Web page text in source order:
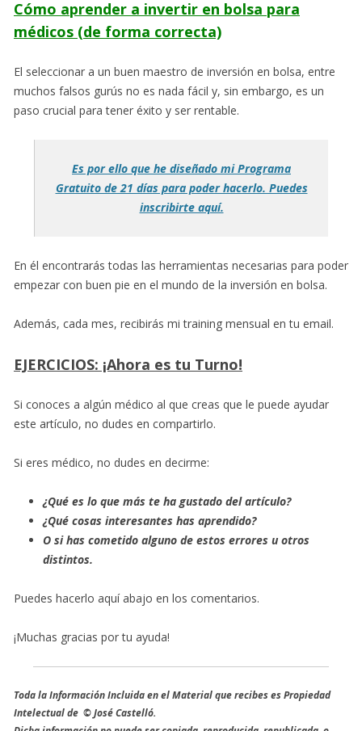
Cómo aprender a invertir en bolsa para
médicos (de forma correcta)
El seleccionar a un buen maestro de inversión en bolsa, entre
muchos falsos gurús no es nada fácil y, sin embargo, es un
paso crucial para tener éxito y ser rentable.
Es por ello que he diseñado mi Programa
Gratuito de 21 días para poder hacerlo. Puedes
inscribirte aquí.
En él encontrarás todas las herramientas necesarias para poder
empezar con buen pie en el mundo de la inversión en bolsa.
Además, cada mes, recibirás mi training mensual en tu email.
EJERCICIOS: ¡Ahora es tu Turno!
Si conoces a algún médico al que creas que le puede ayudar
este artículo, no dudes en compartirlo.
Si eres médico, no dudes en decirme:
¿Qué es lo que más te ha gustado del artículo?
¿Qué cosas interesantes has aprendido?
O si has cometido alguno de estos errores u otros
distintos.
Puedes hacerlo aquí abajo en los comentarios.
¡Muchas gracias por tu ayuda!
Toda la Información Incluida en el Material que recibes es Propiedad
Intelectual de © José Castelló.